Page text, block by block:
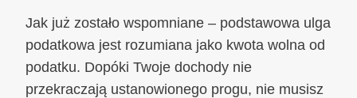
Jak już zostało wspomniane – podstawowa ulga
podatkowa jest rozumiana jako kwota wolna od
podatku. Dopóki Twoje dochody nie
przekraczają ustanowionego progu, nie musisz